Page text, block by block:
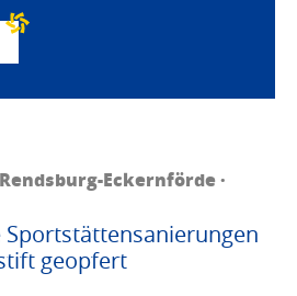
Eckernförde ·
geopfert